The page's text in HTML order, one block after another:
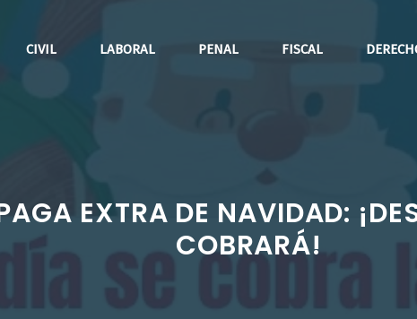
CIVIL LABORAL PENAL FISCAL
EXTRA DE NAVIDAD:
COBRARÁ!